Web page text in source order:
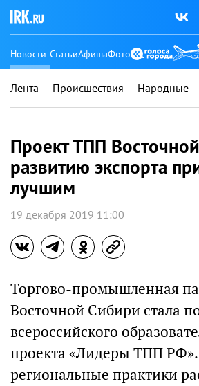
Новости СтатьиАфишаФото
Лента Происшествия Народные
Проект ТПП
развитию экспорта
лучшим
19 декабря 2019 11:00
Торгово-промышленная
Восточной Сибири стала
всероссийского
проекта «Лидеры ТПП
региональные практики